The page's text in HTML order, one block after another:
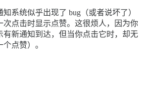
系统似乎出现了 bug（或者说坏了）
点击时显示点赞。这很烦人，因为你
有新通知到达，但当你点击它时，却无
点赞）。